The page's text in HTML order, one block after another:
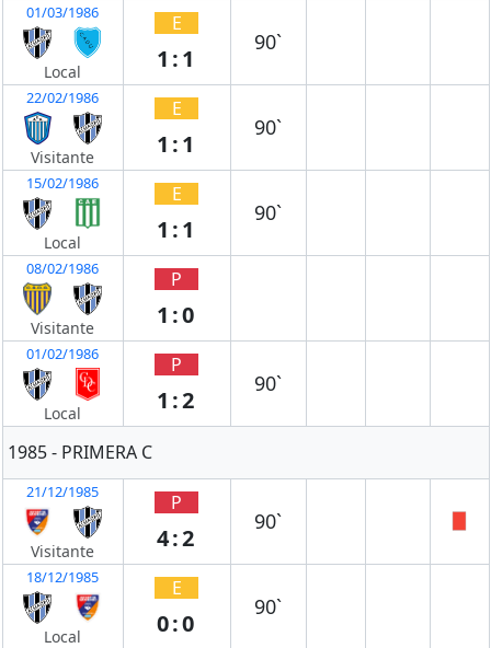
01/03/1986
Local
E
1:1
90`
22/02/1986
Visitante
E
1:1
90`
15/02/1986
Local
E
1:1
90`
08/02/1986
Visitante
P
1:0
01/02/1986
Local
P
1:2
90`
1985 - PRIMERA C
21/12/1985
Visitante
P
4:2
90`
18/12/1985
Local
E
0:0
90`